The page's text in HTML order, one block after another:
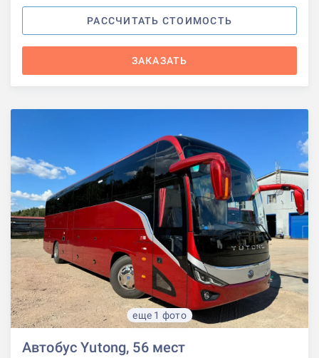
РАССЧИТАТЬ СТОИМОСТЬ
ЗАКАЗАТЬ
еще 1 фото
Автобус Yutong, 56 мест